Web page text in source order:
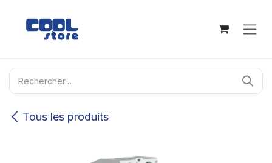
Tous les produits